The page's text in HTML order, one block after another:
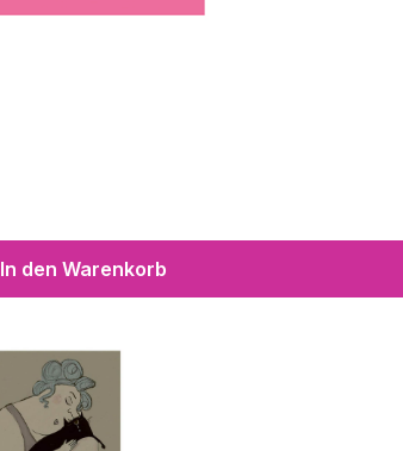
In den Warenkorb